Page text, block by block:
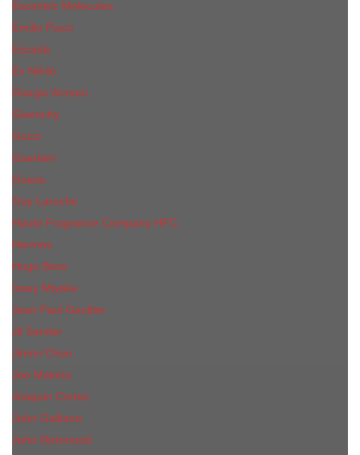
Escentric Molecules
Emilio Pucci
Escada
Ex Nihilo
Giorgio Armani
Givenchy
Gucci
Guerlain
Guess
Guy Laroche
Haute Fragrance Company HFC
Hermes
Hugo Boss
Issey Miyake
Jean Paul Gaultier
Jil Sander
Jimmi Choo
Jое Malоnе
Joaquin Cortes
John Galliano
John Richmond